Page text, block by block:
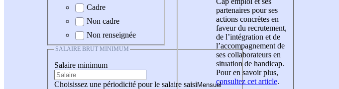
Cadre
Non cadre
Non renseignée
SALAIRE BRUT MINIMUM
Salaire minimum
Choisissez une périodicité pour le salaire saisi
partenaires pour ses
actions concrètes en
faveur du recrutement,
de l’intégration et de
l’accompagnement de
ses collaborateurs en
situation de handicap.
Pour en savoir plus,
consultez cet article.